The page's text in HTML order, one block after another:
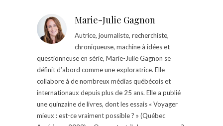
Marie-Julie Gagnon
Autrice, journaliste, recherchiste,
chroniqueuse, machine à idées et
questionneuse en série, Marie-Julie Gagnon se
définit d’abord comme une exploratrice. Elle
collabore à de nombreux médias québécois et
internationaux depuis plus de 25 ans. Elle a publié
une quinzaine de livres, dont les essais « Voyager
mieux : est-ce vraiment possible ? » (Québec